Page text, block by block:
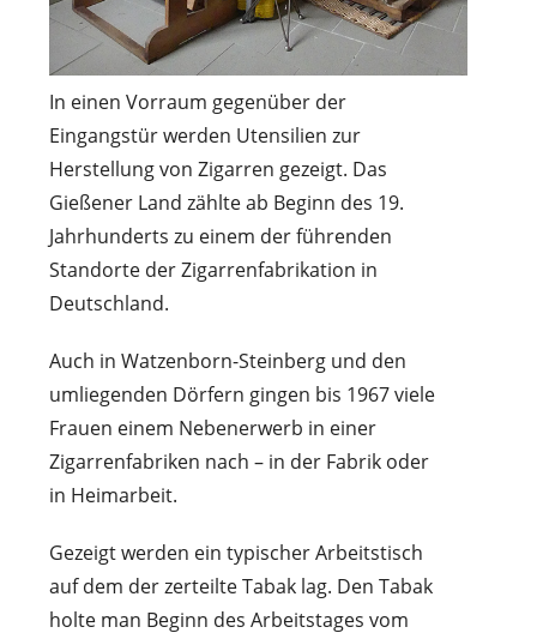
In einen Vorraum gegenüber der
Eingangstür werden Utensilien zur
Herstellung von Zigarren gezeigt. Das
Gießener Land zählte ab Beginn des 19.
Jahrhunderts zu einem der führenden
Standorte der Zigarrenfabrikation in
Deutschland.
Auch in Watzenborn-Steinberg und den
umliegenden Dörfern gingen bis 1967 viele
Frauen einem Nebenerwerb in einer
Zigarrenfabriken nach – in der Fabrik oder
in Heimarbeit.
Gezeigt werden ein typischer Arbeitstisch
auf dem der zerteilte Tabak lag. Den Tabak
holte man Beginn des Arbeitstages vom